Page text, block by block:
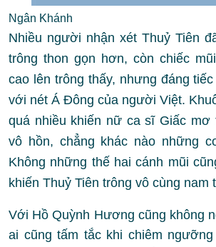
Ngân Khánh
Nhiều người nhận xét Thuỷ Tiên
trông thon gọn hơn, còn chiếc
cao lên trông thấy, nhưng đáng
với nét Á Đông của người Việt.
quá nhiều khiến nữ ca sĩ Giấc mơ
vô hồn, chẳng khác nào những
Không những thế hai cánh mũi
khiến Thuỷ Tiên trông vô cùng nam
Với Hồ Quỳnh Hương cũng không
ai cũng tấm tắc khi chiêm ngưỡng